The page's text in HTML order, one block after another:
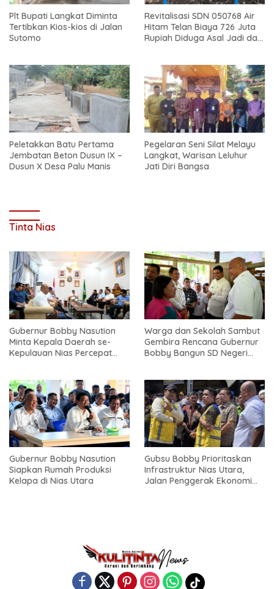
Plt Bupati Langkat Diminta
Tertibkan Kios-kios di Jalan
Sutomo
Revitalisasi SDN 050768 Air
Hitam Telan Biaya 726 Juta
Rupiah Diduga Asal Jadi dan
Peletakkan Batu Pertama
Jembatan Beton Dusun IX –
Dusun X Desa Palu Manis
Pegelaran Seni Silat Melayu
Langkat, Warisan Leluhur
Jati Diri Bangsa
Tinta Nias
Gubernur Bobby Nasution
Minta Kepala Daerah se-
Kepulauan Nias Percepat
Warga dan Sekolah Sambut
Gembira Rencana Gubernur
Bobby Bangun SD Negeri
Gubernur Bobby Nasution
Siapkan Rumah Produksi
Kelapa di Nias Utara
Gubsu Bobby Prioritaskan
Infrastruktur Nias Utara,
Jalan Penggerak Ekonomi